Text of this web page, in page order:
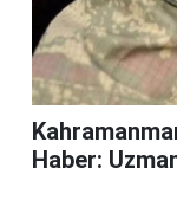
Haber: